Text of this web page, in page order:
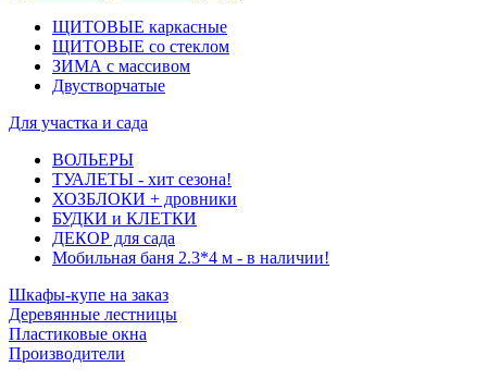
ЩИТОВЫЕ каркасные
ЩИТОВЫЕ со стеклом
ЗИМА с массивом
Двустворчатые
Для участка и сада
ВОЛЬЕРЫ
ТУАЛЕТЫ - хит сезона!
ХОЗБЛОКИ + дровники
БУДКИ и КЛЕТКИ
ДЕКОР для сада
Мобильная баня 2.3*4 м - в наличии!
Шкафы-купе на заказ
Деревянные лестницы
Пластиковые окна
Производители